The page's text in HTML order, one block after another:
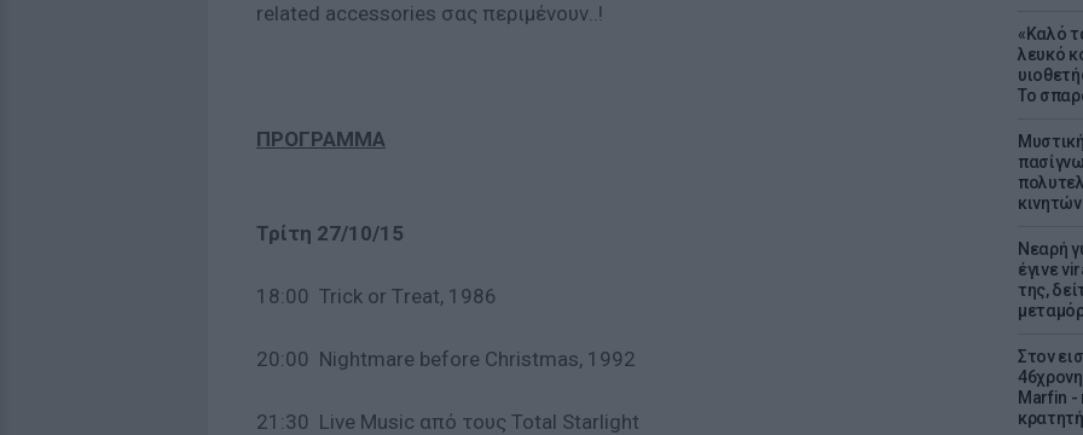
«Καλό
λευκό
Το
κινητών
Νεαρή
έγινε
της,
Στον
Marfin -
related accessories σας περιμένουν..!
ΠΡΟΓΡΑΜΜΑ
Τρίτη 27/10/15
18:00 Trick or Τreat, 1986
20:00 Nightmare before Christmas, 1992
21:30 Live Music από τους Total Starlight